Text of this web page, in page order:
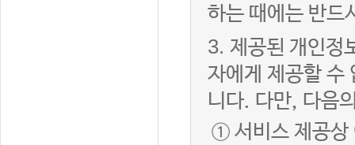
하는 때에는 반드
3. 제공된 개인정
자에게 제공할 수
니다. 다만, 다음
① 서비스 제공상